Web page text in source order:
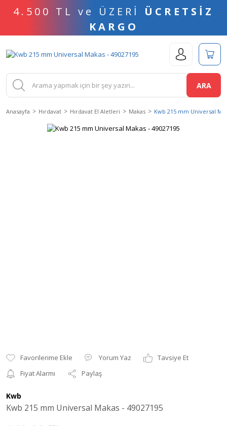
4.500 TL ve ÜZERİ ÜCRETSİZ
KARGO
ARA
Anasayfa Hırdavat Hırdavat El Aletleri Makas Kwb 215 mm Universal
Yorum Yaz
Tavsiye Et
Fiyat Alarmı
Paylaş
Kwb
Kwb 215 mm Universal Makas - 49027195